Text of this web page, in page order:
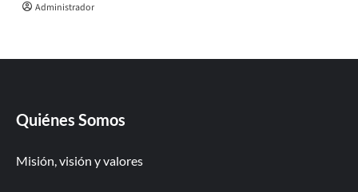
Administrador
Quiénes Somos
Misión, visión y valores